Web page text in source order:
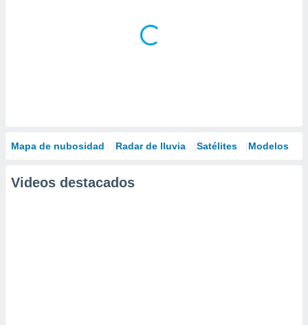
Mapa de nubosidad Radar de lluvia Satélites Modelos
Videos destacados